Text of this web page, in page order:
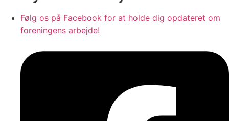
Følg os på Facebook for at holde dig opdateret om
foreningens arbejde!